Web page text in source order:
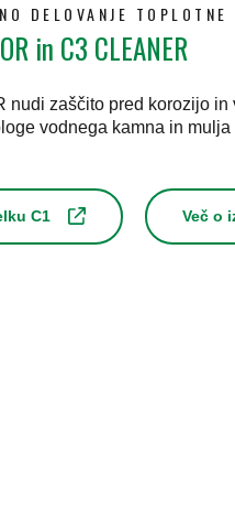
DELOVANJE TOPLOTNE
in C3 CLEANER
nudi zaščito pred korozijo
vodnega kamna in
C1 Več o